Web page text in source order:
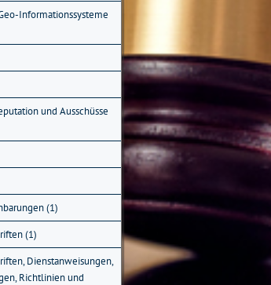
Informationssysteme
und Ausschüsse
(1)
(1)
Dienstanweisungen,
Richtlinien und